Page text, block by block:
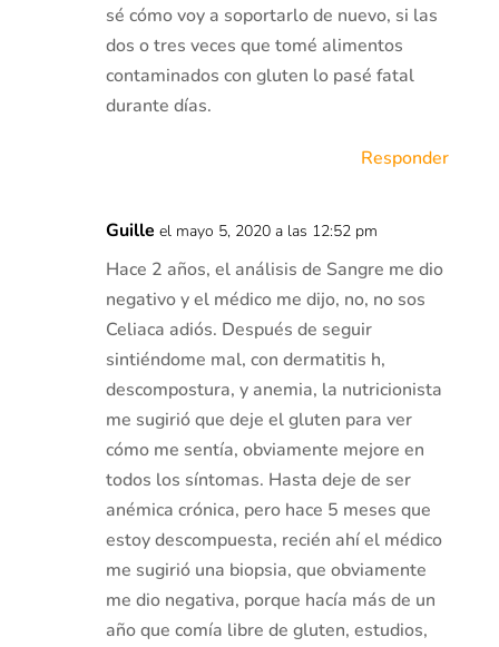
sé cómo voy a soportarlo de nuevo, si las
dos o tres veces que tomé alimentos
contaminados con gluten lo pasé fatal
durante días.
Responder
Guille el mayo 5, 2020 a las 12:52 pm
Hace 2 años, el análisis de Sangre me dio
negativo y el médico me dijo, no, no sos
Celiaca adiós. Después de seguir
sintiéndome mal, con dermatitis h,
descompostura, y anemia, la nutricionista
me sugirió que deje el gluten para ver
cómo me sentía, obviamente mejore en
todos los síntomas. Hasta deje de ser
anémica crónica, pero hace 5 meses que
estoy descompuesta, recién ahí el médico
me sugirió una biopsia, que obviamente
me dio negativa, porque hacía más de un
año que comía libre de gluten, estudios,